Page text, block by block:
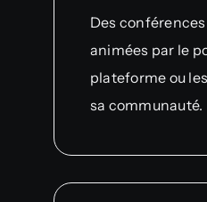
Des
animées par le
plateforme ou
sa communauté.